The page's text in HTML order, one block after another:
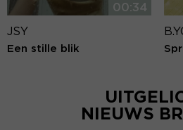
00:34
JSY
Een stille blik
NIEUWS